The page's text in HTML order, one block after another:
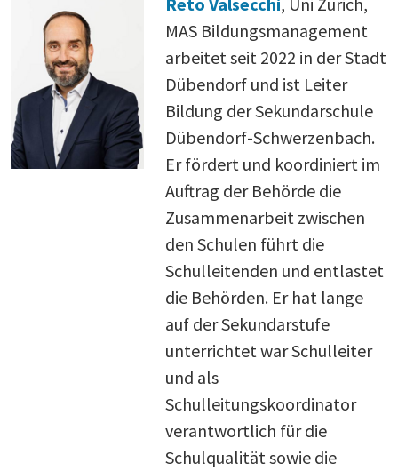
MAS Bildungsmanagement
arbeitet seit 2022 in der Stadt
Dübendorf und ist Leiter
Bildung der Sekundarschule
Dübendorf-Schwerzenbach.
Er fördert und koordiniert im
Auftrag der Behörde die
Zusammenarbeit zwischen
den Schulen führt die
Schulleitenden und entlastet
die Behörden. Er hat lange
auf der Sekundarstufe
unterrichtet war Schulleiter
und als
Schulleitungskoordinator
verantwortlich für die
Schulqualität sowie die